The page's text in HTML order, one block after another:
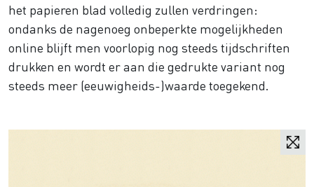
het papieren blad volledig zullen verdringen:
ondanks de nagenoeg onbeperkte mogelijkheden
online blijft men voorlopig nog steeds tijdschriften
drukken en wordt er aan die gedrukte variant nog
steeds meer (eeuwigheids-)waarde toegekend.